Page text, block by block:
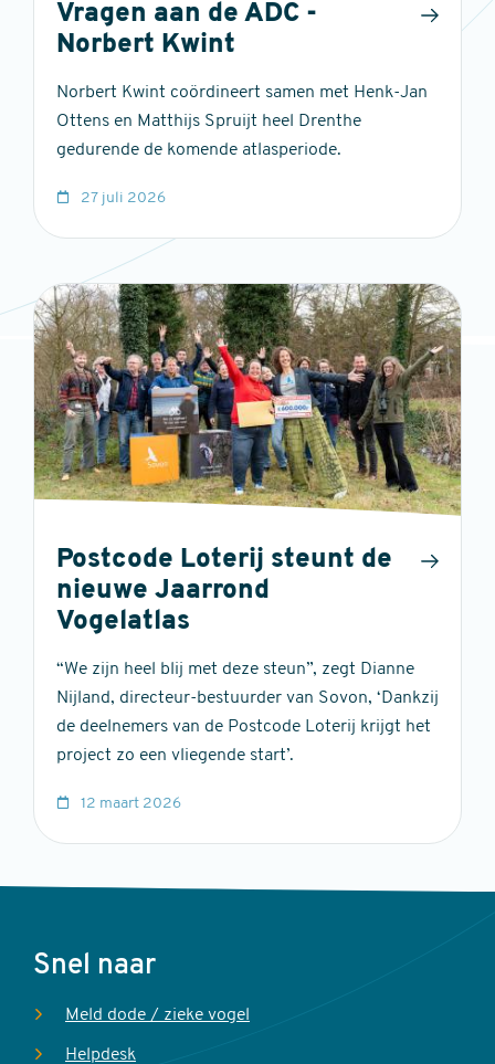
Vragen aan de ADC -
Norbert Kwint
Norbert Kwint coördineert samen met Henk-Jan
Ottens en Matthijs Spruijt heel Drenthe
gedurende de komende atlasperiode.
27 juli 2026
Postcode Loterij steunt de
nieuwe Jaarrond
Vogelatlas
“We zijn heel blij met deze steun”, zegt Dianne
Nijland, directeur-bestuurder van Sovon, ‘Dankzij
de deelnemers van de Postcode Loterij krijgt het
project zo een vliegende start’.
12 maart 2026
Voet
Snel naar
Meld dode / zieke vogel
Helpdesk